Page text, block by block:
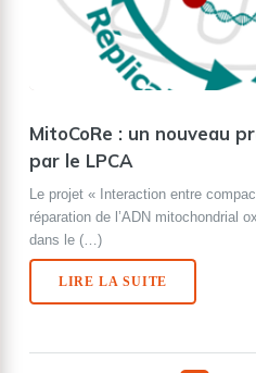
MitoCoRe : un nouveau
par le LPCA
Le projet « Interaction entre
réparation de l’ADN mitochondrial
dans le (…)
LIRE LA SUITE